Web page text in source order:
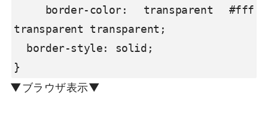
transparent transparent;
}
▼ブラウザ表示▼